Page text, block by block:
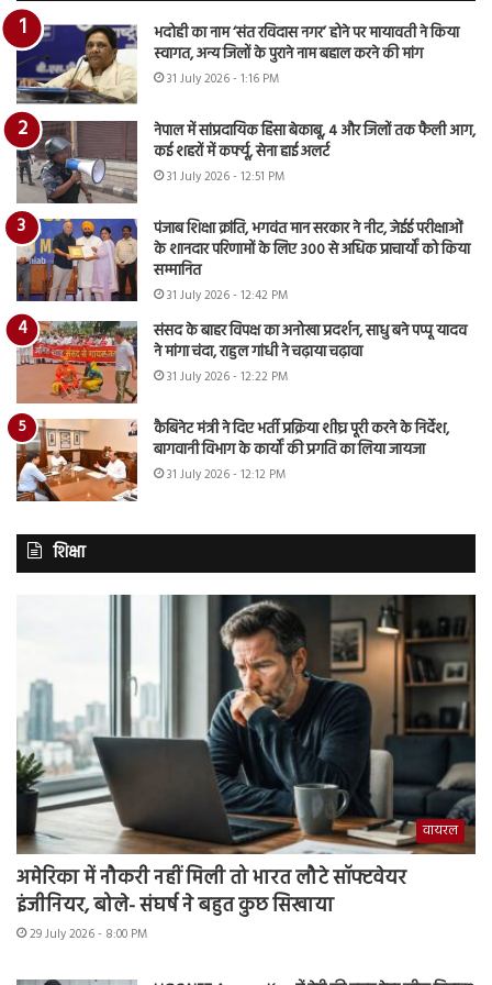
भदोही का नाम ‘संत रविदास नगर’ होने पर मायावती ने किया
स्वागत, अन्य जिलों के पुराने नाम बहाल करने की मांग
31 July 2026 - 1:16 PM
नेपाल में सांप्रदायिक हिंसा बेकाबू, 4 और जिलों तक फैली आग,
कई शहरों में कर्फ्यू, सेना हाई अलर्ट
31 July 2026 - 12:51 PM
पंजाब शिक्षा क्रांति, भगवंत मान सरकार ने नीट, जेईई परीक्षाओं
के शानदार परिणामों के लिए 300 से अधिक प्राचार्यों को किया
सम्मानित
31 July 2026 - 12:42 PM
संसद के बाहर विपक्ष का अनोखा प्रदर्शन, साधु बने पप्पू यादव
ने मांगा चंदा, राहुल गांधी ने चढ़ाया चढ़ावा
31 July 2026 - 12:22 PM
कैबिनेट मंत्री ने दिए भर्ती प्रक्रिया शीघ्र पूरी करने के निर्देश,
बागवानी विभाग के कार्यों की प्रगति का लिया जायजा
31 July 2026 - 12:12 PM
शिक्षा
वायरल
अमेरिका में नौकरी नहीं मिली तो भारत लौटे सॉफ्टवेयर
इंजीनियर, बोले- संघर्ष ने बहुत कुछ सिखाया
29 July 2026 - 8:00 PM